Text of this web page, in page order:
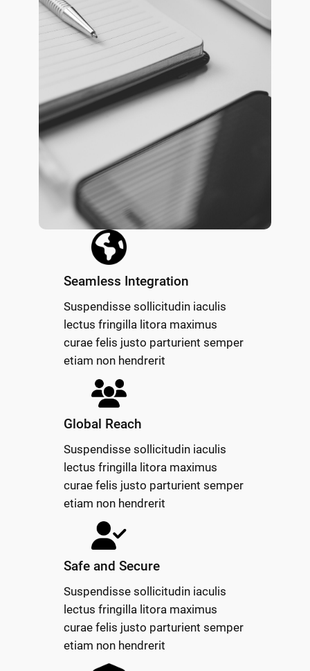
Seamless Integration
Suspendisse sollicitudin iaculis
lectus fringilla litora maximus
curae felis justo parturient semper
etiam non hendrerit
Global Reach
Suspendisse sollicitudin iaculis
lectus fringilla litora maximus
curae felis justo parturient semper
etiam non hendrerit
Safe and Secure
Suspendisse sollicitudin iaculis
lectus fringilla litora maximus
curae felis justo parturient semper
etiam non hendrerit